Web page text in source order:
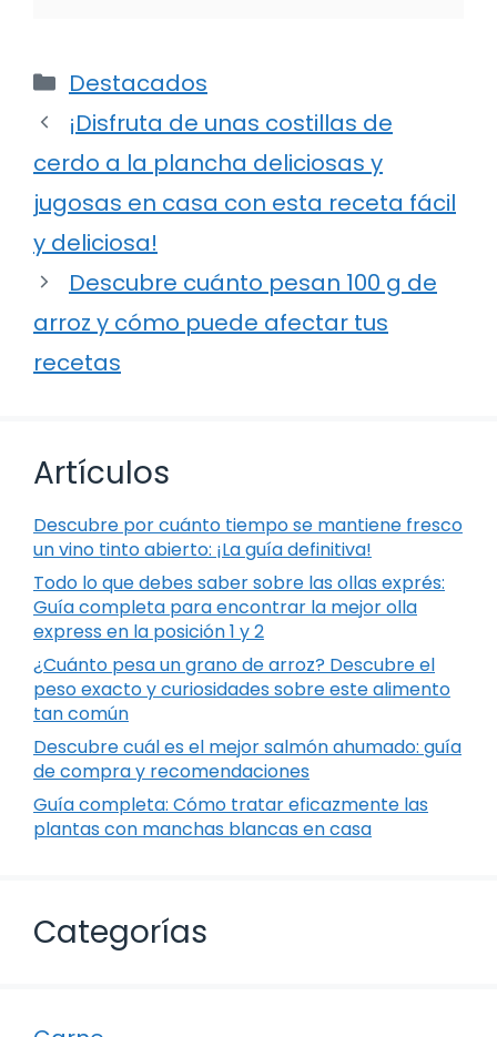
Categorías
Destacados
¡Disfruta de unas costillas de
cerdo a la plancha deliciosas y
jugosas en casa con esta receta fácil
y deliciosa!
Descubre cuánto pesan 100 g de
arroz y cómo puede afectar tus
recetas
Artículos
Descubre por cuánto tiempo se mantiene fresco
un vino tinto abierto: ¡La guía definitiva!
Todo lo que debes saber sobre las ollas exprés:
Guía completa para encontrar la mejor olla
express en la posición 1 y 2
¿Cuánto pesa un grano de arroz? Descubre el
peso exacto y curiosidades sobre este alimento
tan común
Descubre cuál es el mejor salmón ahumado: guía
de compra y recomendaciones
Guía completa: Cómo tratar eficazmente las
plantas con manchas blancas en casa
Categorías